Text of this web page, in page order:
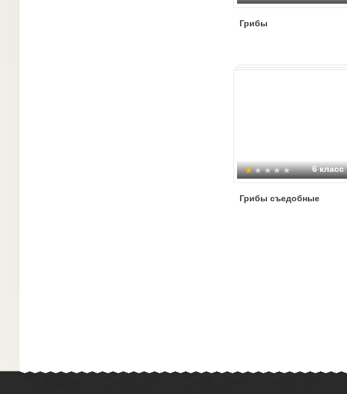
Грибы
6 класс
Грибы съедобные